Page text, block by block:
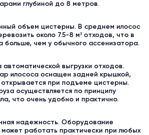
глубиной до 8 метров.
объем цистерны. В среднем илосос
около 7.5-8 м³ отходов, что в
больше, чем у обычного ассенизатора.
автоматической выгрузки отходов.
илососа оснащен задней крышкой,
открывается при подъеме цистерны.
осуществляется по принципу
что очень удобно и практично.
надежность. Оборудование
может работать практически при любых